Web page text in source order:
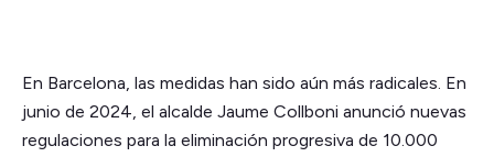
En Barcelona, las medidas han sido aún más radicales. En
junio de 2024, el alcalde Jaume Collboni anunció nuevas
regulaciones para la eliminación progresiva de 10.000